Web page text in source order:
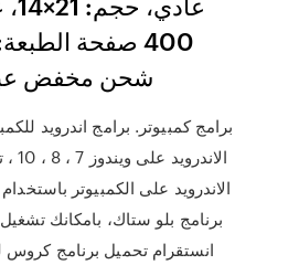
شحن مخفض
برامج كمبيوتر. برامج اندرويد
الاندرويد على الكمبيوتر
برنامج بلو ستاك، بامكانك
انستقرام تحميل برنامج